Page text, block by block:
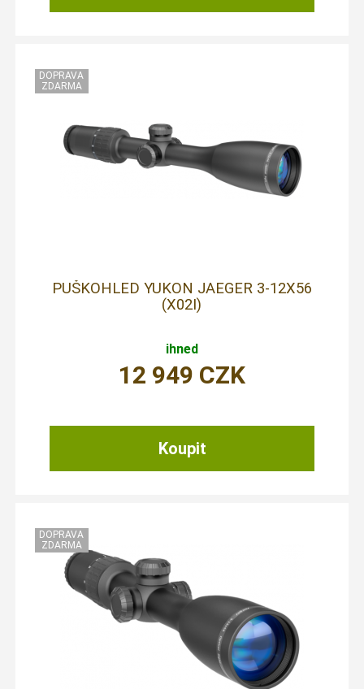
PUŠKOHLED YUKON JAEGER 3-12X56
(X02I)
ihned
12 949 CZK